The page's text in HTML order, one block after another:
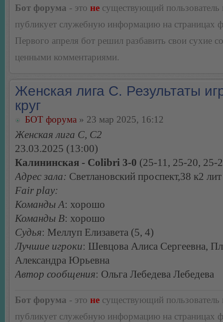
Бот форума - это не существующий пользователь
публикует служебную информацию на страницах
Первого апреля бот решил разбавить свои сухие
ценными комментариями.
Женская лига С. Результаты
круг
БОТ форума » 23 мар 2025, 16:12
Женская лига С, С2
23.03.2025 (13:00)
Калининская - Colibri 3-0 (25-11, 25-20, 25-
Адрес зала: Светлановский проспект,38 к2
Fair play:
Команды А: хорошо
Команды В: хорошо
Судья: Меллуп Елизавета (5, 4)
Лучшие игроки: Шевцова Алиса Сергеевна,
Александра Юрьевна
Автор сообщения: Ольга Лебедева Лебедева
Бот форума - это не существующий пользователь
публикует служебную информацию на страницах